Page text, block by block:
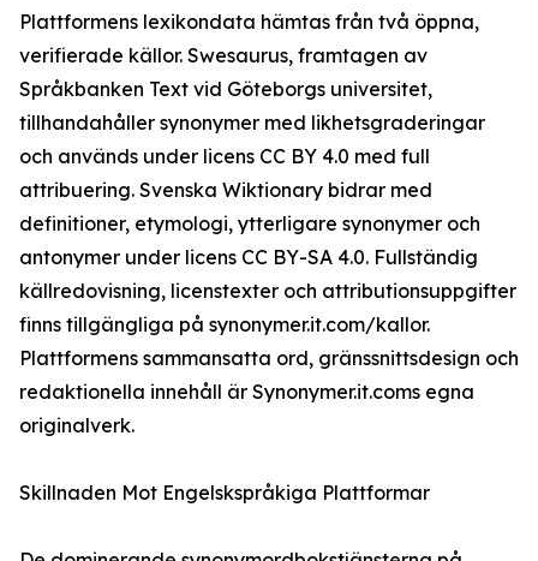
Plattformens lexikondata hämtas från två öppna,
verifierade källor. Swesaurus, framtagen av
Språkbanken Text vid Göteborgs universitet,
tillhandahåller synonymer med likhetsgraderingar
och används under licens CC BY 4.0 med full
attribuering. Svenska Wiktionary bidrar med
definitioner, etymologi, ytterligare synonymer och
antonymer under licens CC BY-SA 4.0. Fullständig
källredovisning, licenstexter och attributionsuppgifter
finns tillgängliga på synonymer.it.com/kallor.
Plattformens sammansatta ord, gränssnittsdesign och
redaktionella innehåll är Synonymer.it.coms egna
originalverk.
Skillnaden Mot Engelskspråkiga Plattformar